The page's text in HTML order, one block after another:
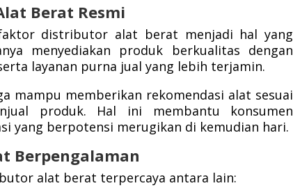
Berat Resmi
distributor alat berat menjadi hal yang
menyediakan produk berkualitas dengan
layanan purna jual yang lebih terjamin.
mampu memberikan rekomendasi alat sesuai
produk. Hal ini membantu konsumen
yang berpotensi merugikan di kemudian hari.
Berpengalaman
alat berat terpercaya antara lain: